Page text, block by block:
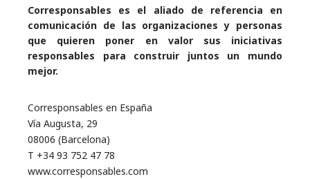
Corresponsables es el aliado de referencia en
comunicación de las organizaciones y personas
que quieren poner en valor sus iniciativas
responsables para construir juntos un mundo
mejor.
Corresponsables en España
Vía Augusta, 29
08006 (Barcelona)
T +34 93 752 47 78
www.corresponsables.com